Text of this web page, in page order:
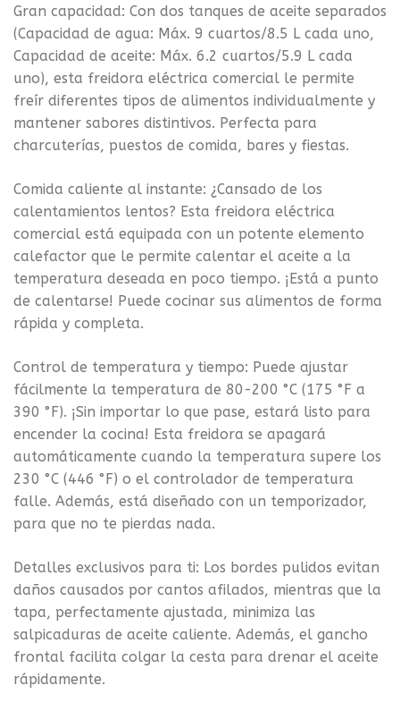
Gran capacidad: Con dos tanques de aceite separados
(Capacidad de agua: Máx. 9 cuartos/8.5 L cada uno,
Capacidad de aceite: Máx. 6.2 cuartos/5.9 L cada
uno), esta freidora eléctrica comercial le permite
freír diferentes tipos de alimentos individualmente y
mantener sabores distintivos. Perfecta para
charcuterías, puestos de comida, bares y fiestas.
Comida caliente al instante: ¿Cansado de los
calentamientos lentos? Esta freidora eléctrica
comercial está equipada con un potente elemento
calefactor que le permite calentar el aceite a la
temperatura deseada en poco tiempo. ¡Está a punto
de calentarse! Puede cocinar sus alimentos de forma
rápida y completa.
Control de temperatura y tiempo: Puede ajustar
fácilmente la temperatura de 80-200 °C (175 °F a
390 °F). ¡Sin importar lo que pase, estará listo para
encender la cocina! Esta freidora se apagará
automáticamente cuando la temperatura supere los
230 °C (446 °F) o el controlador de temperatura
falle. Además, está diseñado con un temporizador,
para que no te pierdas nada.
Detalles exclusivos para ti: Los bordes pulidos evitan
daños causados por cantos afilados, mientras que la
tapa, perfectamente ajustada, minimiza las
salpicaduras de aceite caliente. Además, el gancho
frontal facilita colgar la cesta para drenar el aceite
rápidamente.